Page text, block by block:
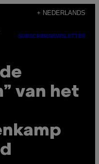
+ NEDERLANDS
SUBSCRIBENEWSLETTER
van het